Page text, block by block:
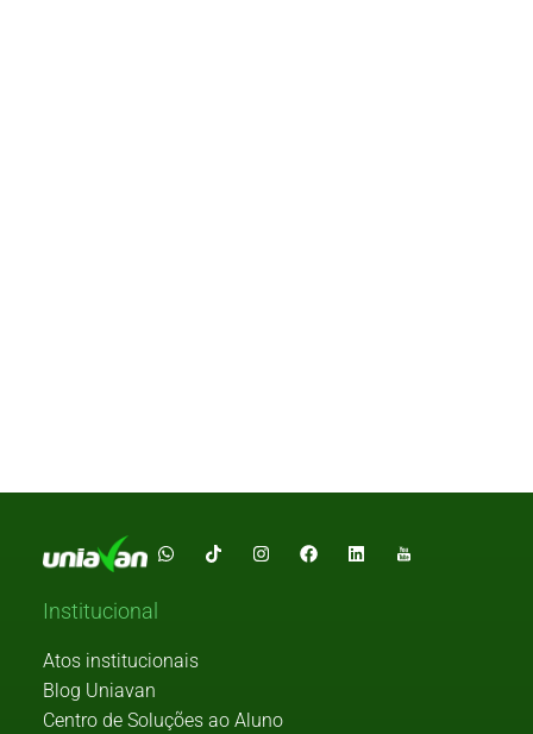
Institucional
Atos institucionais
Blog Uniavan
Centro de Soluções ao Aluno